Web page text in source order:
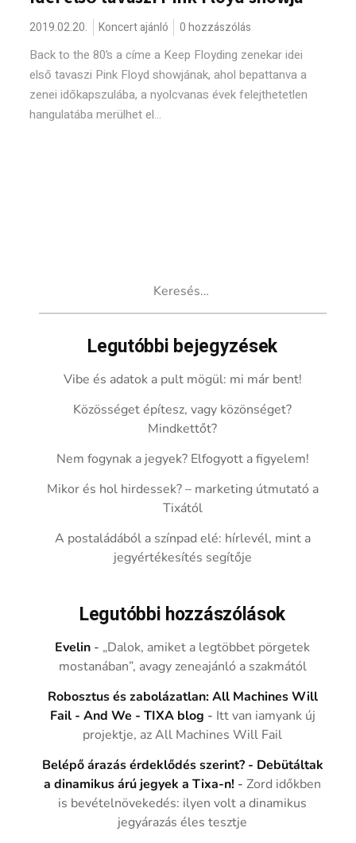
2019.02.20. Koncert ajánló 0 hozzászólás
Back to the 80’s a címe a Keep Floyding zenekar idei
első tavaszi Pink Floyd showjának, ahol bepattanva a
zenei időkapszulába, a nyolcvanas évek felejthetetlen
hangulatába merülhet el...
Legutóbbi bejegyzések
Vibe és adatok a pult mögül: mi már bent!
Közösséget építesz, vagy közönséget?
Mindkettőt?
Nem fogynak a jegyek? Elfogyott a figyelem!
Mikor és hol hirdessek? – marketing útmutató a
Tixától
A postaládából a színpad elé: hírlevél, mint a
jegyértékesítés segítője
Legutóbbi hozzászólások
Evelin - „Dalok, amiket a legtöbbet pörgetek
mostanában”, avagy zeneajánló a szakmától
Robosztus és zabolázatlan: All Machines Will
Fail - And We - TIXA blog - Itt van iamyank új
projektje, az All Machines Will Fail
Belépő árazás érdeklődés szerint? - Debütáltak
a dinamikus árú jegyek a Tixa-n! -Zord időkben
is bevételnövekedés: ilyen volt a dinamikus
jegyárazás éles tesztje